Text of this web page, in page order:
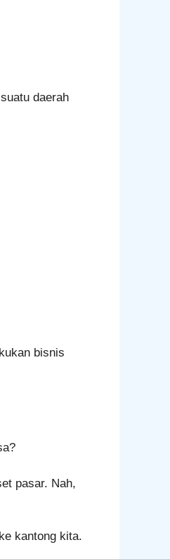
daerah
bisnis
pasar. Nah,
kantong kita.